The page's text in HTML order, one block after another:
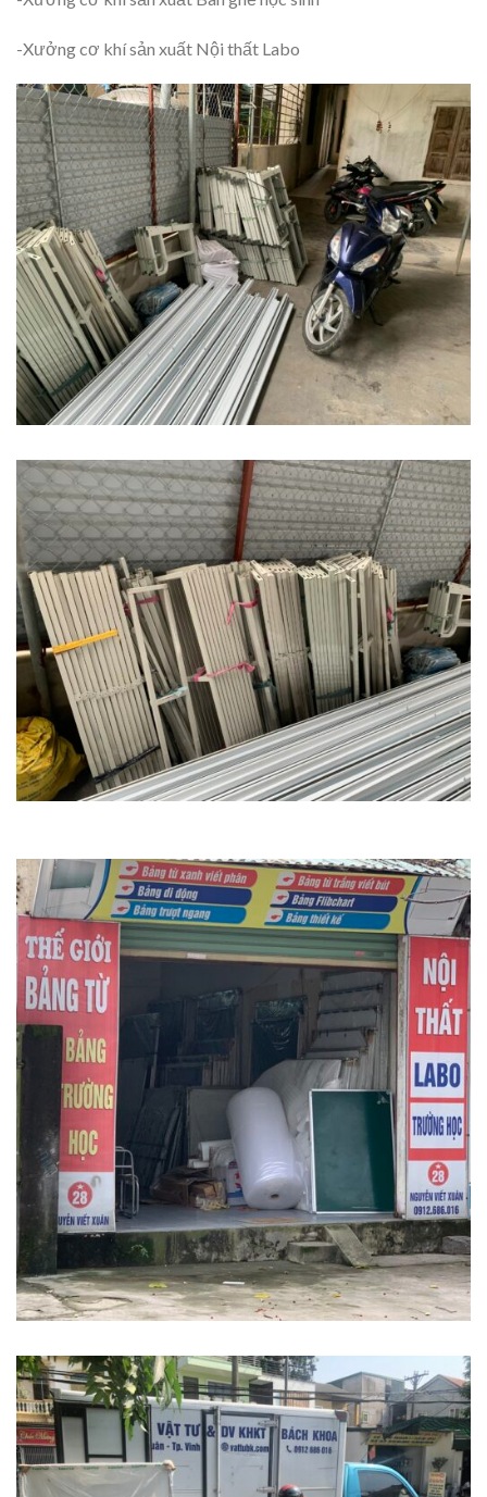
-Xưởng cơ khí sản xuất Nội thất Labo